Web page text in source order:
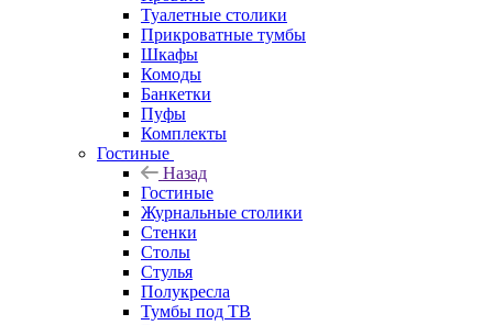
Туалетные столики
Прикроватные тумбы
Шкафы
Комоды
Банкетки
Пуфы
Комплекты
Гостиные
Назад
Гостиные
Журнальные столики
Стенки
Столы
Стулья
Полукресла
Тумбы под ТВ